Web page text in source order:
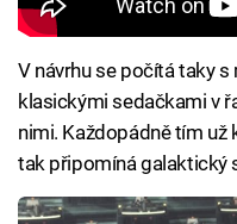
V návrhu se počítá taky
klasickými sedačkami v
nimi. Každopádně tím už
tak připomíná galaktický